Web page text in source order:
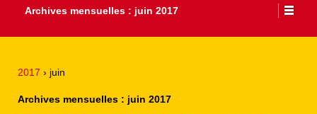
Archives mensuelles : juin 2017
2017 › juin
Archives mensuelles : juin 2017